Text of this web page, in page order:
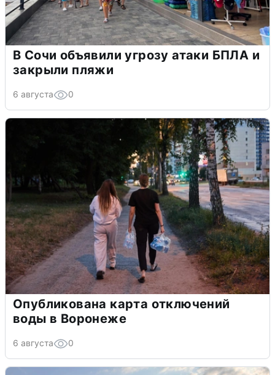
В Сочи объявили угрозу атаки БПЛА и
закрыли пляжи
6 августа 0
Опубликована карта отключений
воды в Воронеже
6 августа 0